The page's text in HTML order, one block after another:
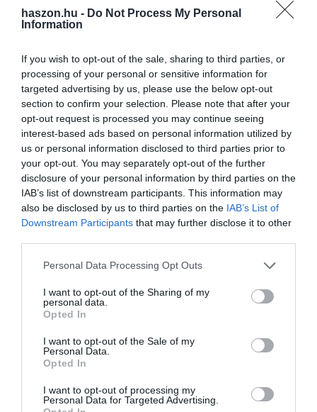
haszon.hu - Do Not Process My Personal
Information
If you wish to opt-out of the sale, sharing to third parties, or
processing of your personal or sensitive information for
targeted advertising by us, please use the below opt-out
section to confirm your selection. Please note that after your
opt-out request is processed you may continue seeing
interest-based ads based on personal information utilized by
us or personal information disclosed to third parties prior to
your opt-out. You may separately opt-out of the further
disclosure of your personal information by third parties on the
IAB’s list of downstream participants. This information may
also be disclosed by us to third parties on the IAB’s List of
Downstream Participants that may further disclose it to other
Please note that this website/app uses one or more Google
not limited to your visit or usage behaviour. You may click to
grant or deny consent to Google and its third-party tags to
use your data for below specified purposes in below Google
consent section.
Personal Data Processing Opt Outs
I want to opt-out of the Sharing of my
personal data.
Opted In
I want to opt-out of the Sale of my
Personal Data.
Opted In
I want to opt-out of processing my
Personal Data for Targeted Advertising.
Minden második magyar lejjebb tekeri idén a
Mind az energiahatékonyság, mind a fenntarthatóság témájában